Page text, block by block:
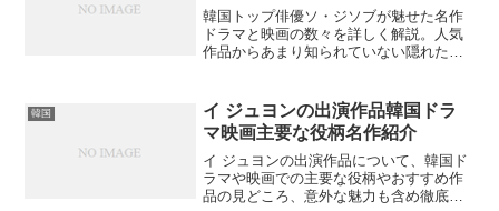
韓国トップ俳優ソ・ジソブが魅せた名作
ドラマと映画の数々を詳しく解説。人気
作品からあまり知られていない隠れた名
残るでしょうか？
韓国
イ ジュヨンの出演作品韓国ドラ
マ映画主要な役柄名作紹介
イ ジュヨンの出演作品について、韓国ド
ラマや映画での主要な役柄やおすすめ作
品の見どころ、意外な魅力も含め徹底解